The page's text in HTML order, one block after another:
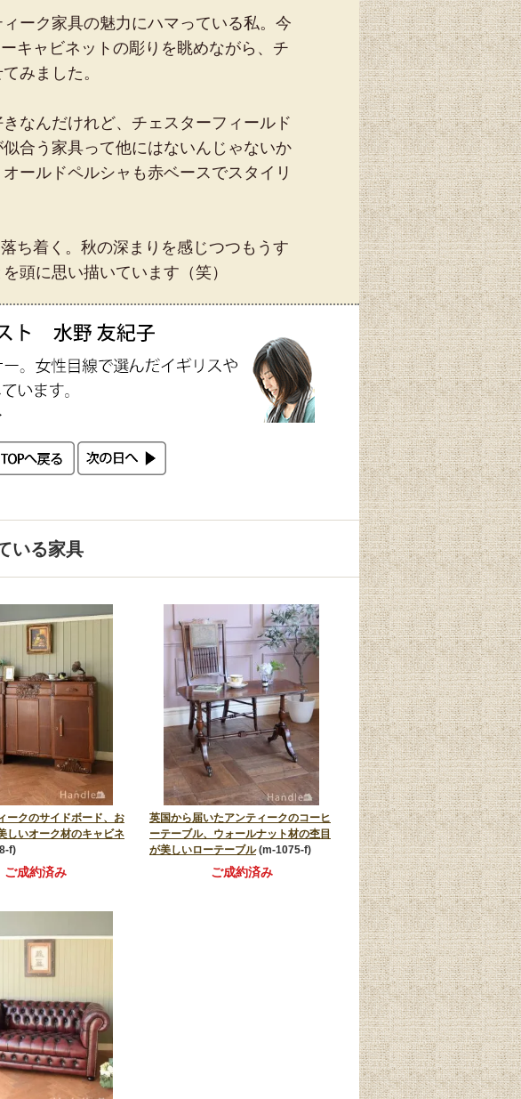
ーク家具の魅力にハマっている私。今
キャビネットの彫りを眺めながら、チ
みました。
なんだけれど、チェスターフィールド
合う家具って他にはないんじゃないか
ールドペルシャも赤ベースでスタイリ
ち着く。秋の深まりを感じつつもうす
頭に思い描いています（笑）
いる家具
ークのサイドボード、お
しいオーク材のキャビネ
f)
ご成約済み
英国から届いたアンティークのコーヒ
ーテーブル、ウォールナット材の杢目
が美しいローテーブル (m-1075-f)
ご成約済み